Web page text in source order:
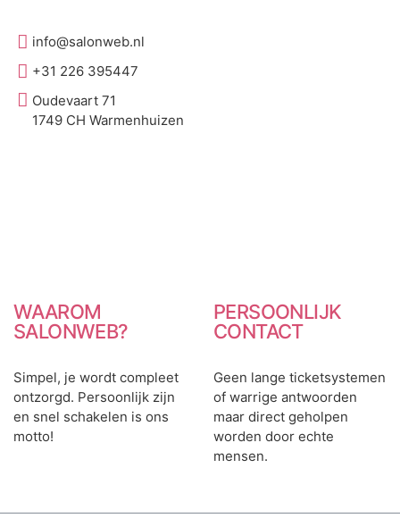
info@salonweb.nl
+31 226 395447
Oudevaart 71
1749 CH Warmenhuizen
WAAROM
SALONWEB?
Simpel, je wordt compleet
ontzorgd. Persoonlijk zijn
en snel schakelen is ons
motto!
PERSOONLIJK
CONTACT
Geen lange ticketsystemen
of warrige antwoorden
maar direct geholpen
worden door echte
mensen.